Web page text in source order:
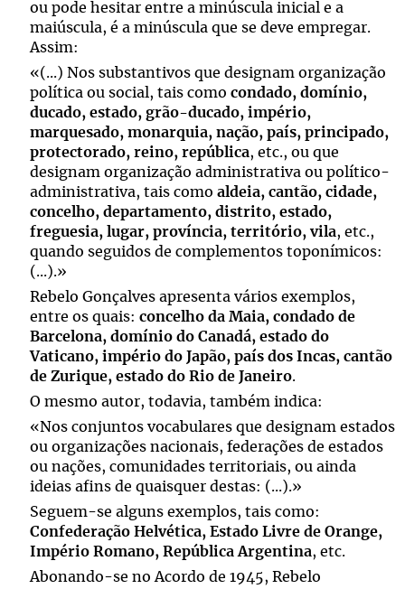
ou pode hesitar entre a minúscula inicial e a
maiúscula, é a minúscula que se deve empregar.
Assim:
«(...) Nos substantivos que designam organização
política ou social, tais como condado, domínio,
ducado, estado, grão-ducado, império,
marquesado, monarquia, nação, país, principado,
protectorado, reino, república, etc., ou que
designam organização administrativa ou político-
administrativa, tais como aldeia, cantão, cidade,
concelho, departamento, distrito, estado,
freguesia, lugar, província, território, vila, etc.,
quando seguidos de complementos toponímicos:
(...).»
Rebelo Gonçalves apresenta vários exemplos,
entre os quais: concelho da Maia, condado de
Barcelona, domínio do Canadá, estado do
Vaticano, império do Japão, país dos Incas, cantão
de Zurique, estado do Rio de Janeiro.
O mesmo autor, todavia, também indica:
«Nos conjuntos vocabulares que designam estados
ou organizações nacionais, federações de estados
ou nações, comunidades territoriais, ou ainda
ideias afins de quaisquer destas: (...).»
Seguem-se alguns exemplos, tais como:
Confederação Helvética, Estado Livre de Orange,
Império Romano, República Argentina, etc.
Abonando-se no Acordo de 1945, Rebelo